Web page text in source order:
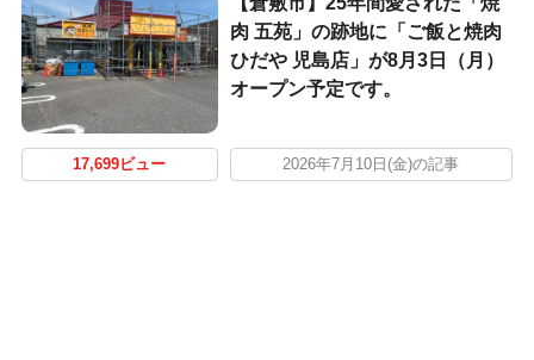
肉 五苑」の跡地に「ご飯と焼肉
ひだや 児島店」が8月3日（月）
オープン予定です。
17,699ビュー 2026年7月10日(金)の記事